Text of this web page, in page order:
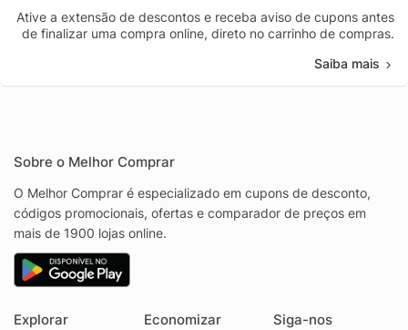
Ative a extensão de descontos e receba aviso de cupons antes
de finalizar uma compra online, direto no carrinho de compras.
Saiba mais
Sobre o Melhor Comprar
O Melhor Comprar é especializado em cupons de desconto,
códigos promocionais, ofertas e comparador de preços em
mais de 1900 lojas online.
Explorar Economizar Siga-nos